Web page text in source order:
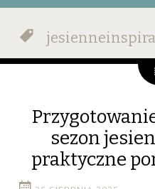
sezon
praktyczne